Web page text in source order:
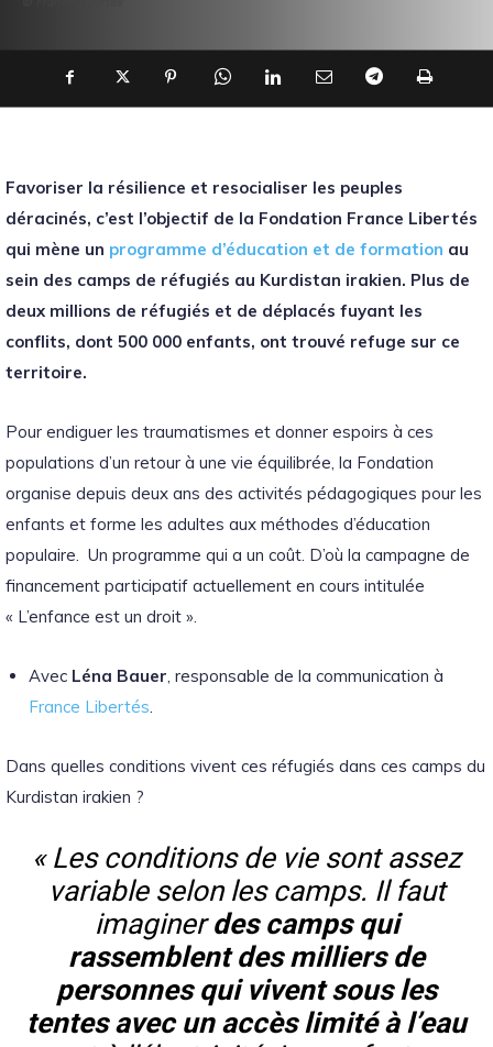
Favoriser la résilience et resocialiser les peuples
déracinés, c’est l’objectif de la Fondation France Libertés
qui mène un programme d’éducation et de formation au
sein des camps de réfugiés au Kurdistan irakien. Plus de
deux millions de réfugiés et de déplacés fuyant les
conflits, dont 500 000 enfants, ont trouvé refuge sur ce
territoire.
Pour endiguer les traumatismes et donner espoirs à ces
populations d’un retour à une vie équilibrée, la Fondation
organise depuis deux ans des activités pédagogiques pour les
enfants et forme les adultes aux méthodes d’éducation
populaire. Un programme qui a un coût. D’où la campagne de
financement participatif actuellement en cours intitulée
« L’enfance est un droit ».
Avec Léna Bauer, responsable de la communication à
France Libertés.
Dans quelles conditions vivent ces réfugiés dans ces camps du
Kurdistan irakien ?
« Les conditions de vie sont assez
variable selon les camps. Il faut
imaginerdes camps qui
rassemblent des milliers de
personnes qui vivent sous les
tentes avec un accès limité à l’eau